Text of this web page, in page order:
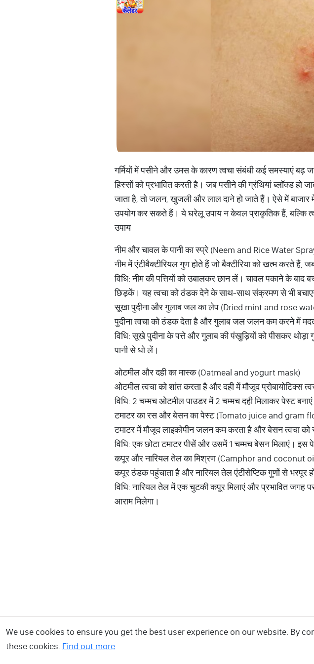
गर्मियों में पसीने और उमस के कारण त्वचा संबंधी कई समस्याएं बढ़
हिस्सों को प्रभावित करती है। जब पसीने की ग्रंथियां ब्लॉक्ड हो
जाता है, तो जलन, खुजली और लाल दाने हो जाते हैं। ऐसे में
उपयोग कर सकते हैं। ये घरेलू उपाय न केवल प्राकृतिक हैं, बल्कि
उपाय
नीम और चावल के पानी का स्प्रे (Neem and Rice Water
नीम में एंटीबैक्टीरियल गुण होते हैं जो बैक्टीरिया को खत्म करते हैं,
विधि: नीम की पत्तियों को उबालकर छान लें। चावल पकाने के बाद
छिड़कें। यह त्वचा को ठंडक देने के साथ-साथ संक्रमण से भी
सूखा पुदीना और गुलाब जल का लेप (Dried mint and rose
पुदीना त्वचा को ठंडक देता है और गुलाब जल जलन कम करने में
विधि: सूखे पुदीना के पत्ते और गुलाब की पंखुड़ियों को पीसकर
पानी से धो लें।
ओटमील और दही का मास्क (Oatmeal and yogurt mask)
ओटमील त्वचा को शांत करता है और दही में मौजूद प्रोबायोटिक्स
विधि: 2 चम्मच ओटमील पाउडर में 2 चम्मच दही मिलाकर पेस्ट
टमाटर का रस और बेसन का पेस्ट (Tomato juice and gram
टमाटर में मौजूद लाइकोपीन जलन कम करता है और बेसन त्वचा
विधि: एक छोटा टमाटर पीसें और उसमें 1 चम्मच बेसन मिलाएं।
कपूर और नारियल तेल का मिश्रण (Camphor and coconut
कपूर ठंडक पहुंचाता है और नारियल तेल एंटीसेप्टिक गुणों से भरपूर
विधि: नारियल तेल में एक चुटकी कपूर मिलाएं और प्रभावित
आराम मिलेगा।
We use cookies to ensure you get the best user experience on our website. By
these cookies. Find out more